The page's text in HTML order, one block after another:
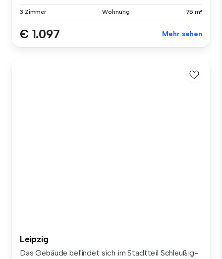
3 Zimmer Wohnung 75 m²
€ 1.097 Mehr sehen
Leipzig
Das Gebäude befindet sich im Stadtteil Schleußig-